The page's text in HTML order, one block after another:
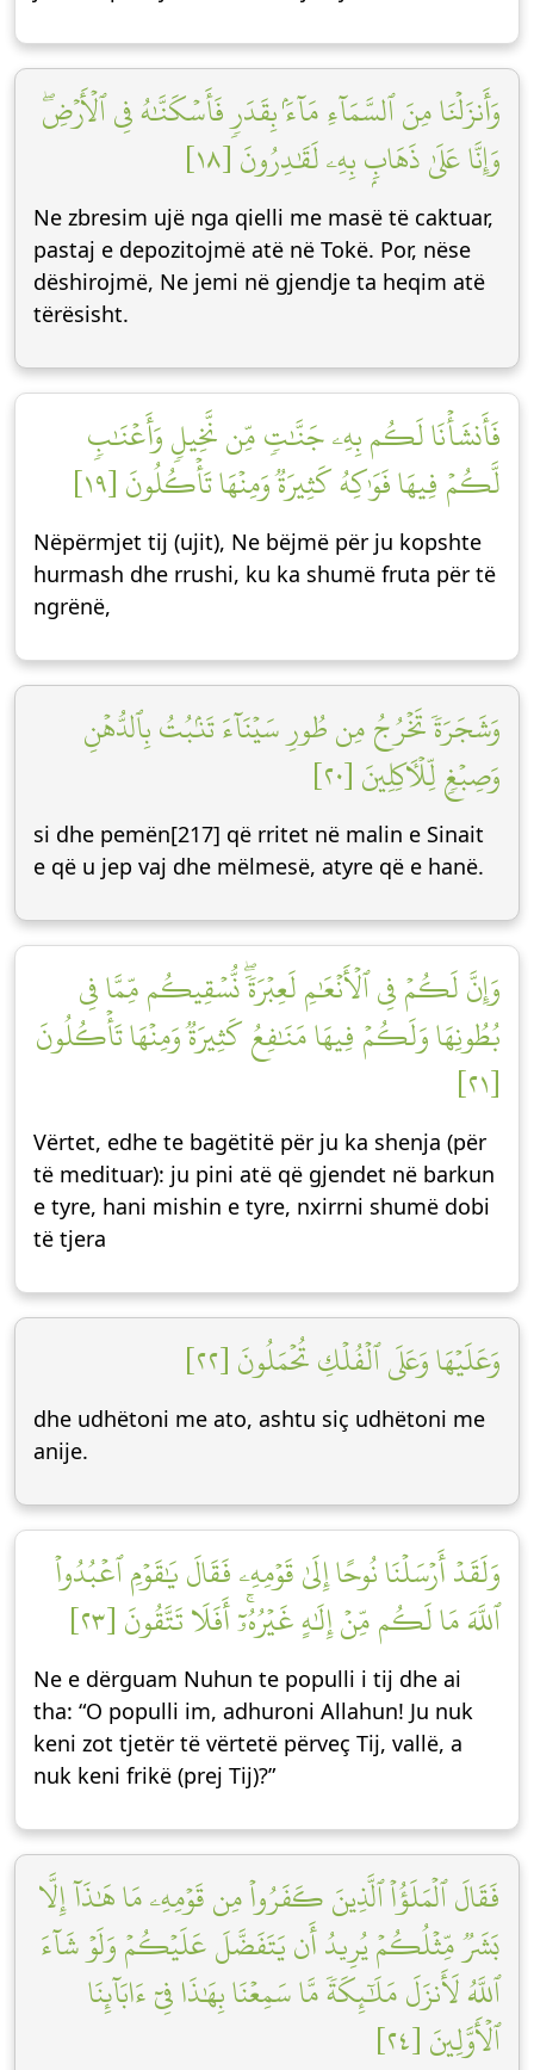
وَأَنزَلۡنَا مِنَ ٱلسَّمَآءِ مَآءَۢ بِقَدَرٖ فَأَسۡكَنَّٰهُ فِي ٱلۡأَرۡضِۖ
وَإِنَّا عَلَىٰ ذَهَابِۭ بِهِۦ لَقَٰدِرُونَ [١٨]
Ne zbresim ujë nga qielli me masë të caktuar,
pastaj e depozitojmë atë në Tokë. Por, nëse
dëshirojmë, Ne jemi në gjendje ta heqim atë
tërësisht.
فَأَنشَأۡنَا لَكُم بِهِۦ جَنَّٰتٖ مِّن نَّخِيلٖ وَأَعۡنَٰبٖ
لَّكُمۡ فِيهَا فَوَٰكِهُ كَثِيرَةٞ وَمِنۡهَا تَأۡكُلُونَ [١٩]
Nëpërmjet tij (ujit), Ne bëjmë për ju kopshte
hurmash dhe rrushi, ku ka shumë fruta për të
ngrënë,
وَشَجَرَةٗ تَخۡرُجُ مِن طُورِ سَيۡنَآءَ تَنۢبُتُ بِٱلدُّهۡنِ
وَصِبۡغٖ لِّلۡأٓكِلِينَ [٢٠]
si dhe pemën[217] që rritet në malin e Sinait
e që u jep vaj dhe mëlmesë, atyre që e hanë.
وَإِنَّ لَكُمۡ فِي ٱلۡأَنۡعَٰمِ لَعِبۡرَةٗۖ نُّسۡقِيكُم مِّمَّا فِي
بُطُونِهَا وَلَكُمۡ فِيهَا مَنَٰفِعُ كَثِيرَةٞ وَمِنۡهَا تَأۡكُلُونَ
[٢١]
Vërtet, edhe te bagëtitë për ju ka shenja (për
të medituar): ju pini atë që gjendet në barkun
e tyre, hani mishin e tyre, nxirrni shumë dobi
të tjera
وَعَلَيۡهَا وَعَلَى ٱلۡفُلۡكِ تُحۡمَلُونَ [٢٢]
dhe udhëtoni me ato, ashtu siç udhëtoni me
anije.
وَلَقَدۡ أَرۡسَلۡنَا نُوحًا إِلَىٰ قَوۡمِهِۦ فَقَالَ يَٰقَوۡمِ ٱعۡبُدُواْ
ٱللَّهَ مَا لَكُم مِّنۡ إِلَٰهٍ غَيۡرُهُۥٓۚ أَفَلَا تَتَّقُونَ [٢٣]
Ne e dërguam Nuhun te populli i tij dhe ai
tha: “O populli im, adhuroni Allahun! Ju nuk
keni zot tjetër të vërtetë përveç Tij, vallë, a
nuk keni frikë (prej Tij)?”
فَقَالَ ٱلۡمَلَؤُاْ ٱلَّذِينَ كَفَرُواْ مِن قَوۡمِهِۦ مَا هَٰذَآ إِلَّا
بَشَرٞ مِّثۡلُكُمۡ يُرِيدُ أَن يَتَفَضَّلَ عَلَيۡكُمۡ وَلَوۡ شَآءَ
ٱللَّهُ لَأَنزَلَ مَلَٰٓئِكَةٗ مَّا سَمِعۡنَا بِهَٰذَا فِيٓ ءَابَآئِنَا
ٱلۡأَوَّلِينَ [٢٤]